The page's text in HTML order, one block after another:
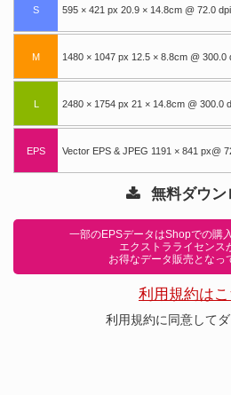
S 595 × 421 px 20.9 × 14.8cm @ 72.0 dpi
M 1480 × 1047 px 12.5 × 8.8cm @ 300.0
L 2480 × 1754 px 21 × 14.8cm @ 300.0
EPS Vector EPS & JPEG 1191 × 841 px@
無料ダウン
一部のEPSデータはShopでの購
エクストラライセンス
お得なデータ販売となっ
利用規約は
利用規約に同意して